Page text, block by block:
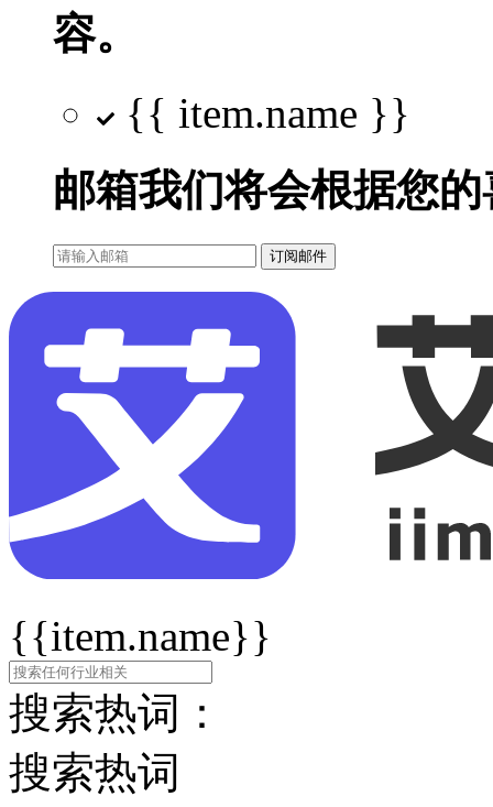
容。
{{ item.name }}
邮箱我们将会根据您
订阅邮件
{{item.name}}
搜索热词：
搜索热词